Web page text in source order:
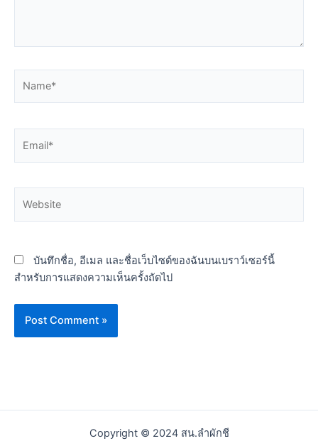
บันทึกชื่อ, อีเมล และชื่อเว็บไซต์ของฉันบนเบราว์เซอร์นี้
สำหรับการแสดงความเห็นครั้งถัดไป
Copyright © 2024 สน.ลำผักชี